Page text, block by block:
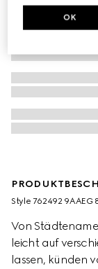
Style ‎762492 9AAEG
Von
leicht auf
lassen, künden
OK